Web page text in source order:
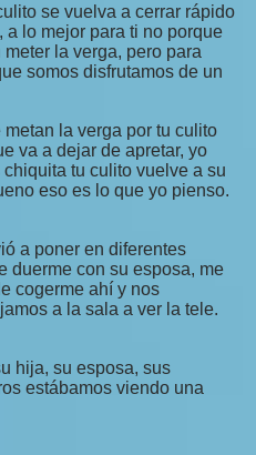
se vuelva a cerrar rápido
a lo mejor para ti no porque
la verga, pero para
somos disfrutamos de un
la verga por tu culito
va a dejar de apretar, yo
tu culito vuelve a su
eso es lo que yo pienso.
a poner en diferentes
duerme con su esposa, me
cogerme ahí y nos
a la sala a ver la tele.
hija, su esposa, sus
estábamos viendo una